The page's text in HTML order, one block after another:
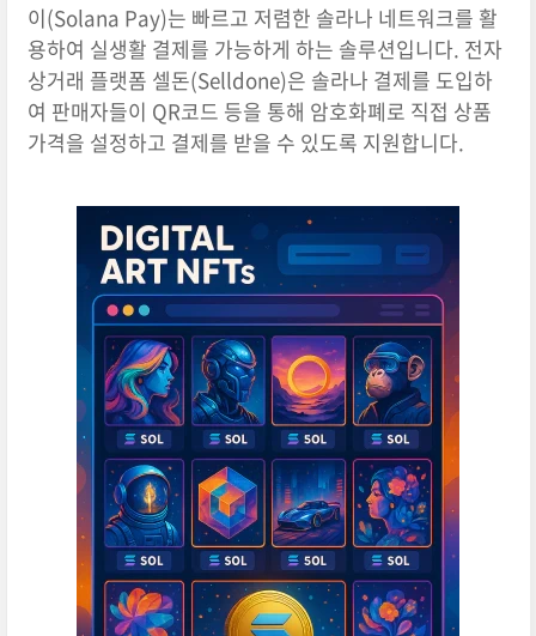
이(Solana Pay)는 빠르고 저렴한 솔라나 네트워크를 활
용하여 실생활 결제를 가능하게 하는 솔루션입니다. 전자
상거래 플랫폼 셀돈(Selldone)은 솔라나 결제를 도입하
여 판매자들이 QR코드 등을 통해 암호화폐로 직접 상품
가격을 설정하고 결제를 받을 수 있도록 지원합니다.